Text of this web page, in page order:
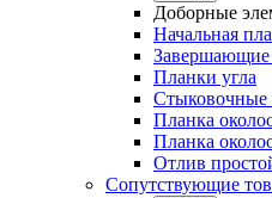
Доборные
Начальная
Завершающие
Планки угла
Стыковочные
Планка
Планка
Отлив
Сопутствующие